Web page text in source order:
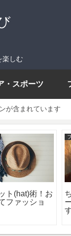
楽しむ
・スポーツ
が含まれています
ト(hat)術！お
ファッショ